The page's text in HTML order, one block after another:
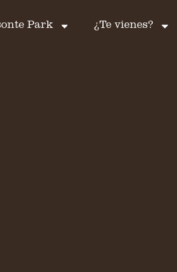
Park ¿Te vienes?